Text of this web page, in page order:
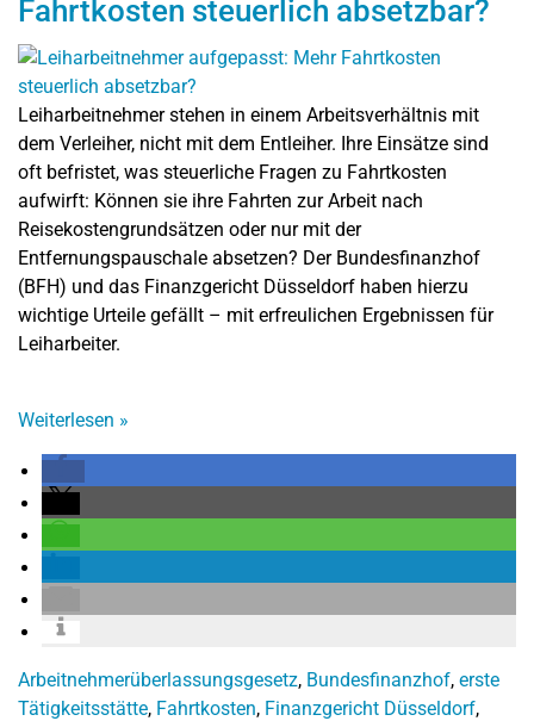
Fahrtkosten steuerlich absetzbar?
Leiharbeitnehmer stehen in einem Arbeitsverhältnis mit
dem Verleiher, nicht mit dem Entleiher. Ihre Einsätze sind
oft befristet, was steuerliche Fragen zu Fahrtkosten
aufwirft: Können sie ihre Fahrten zur Arbeit nach
Reisekostengrundsätzen oder nur mit der
Entfernungspauschale absetzen? Der Bundesfinanzhof
(BFH) und das Finanzgericht Düsseldorf haben hierzu
wichtige Urteile gefällt – mit erfreulichen Ergebnissen für
Leiharbeiter.
Weiterlesen »
Arbeitnehmerüberlassungsgesetz, Bundesfinanzhof, erste
Tätigkeitsstätte, Fahrtkosten, Finanzgericht Düsseldorf,